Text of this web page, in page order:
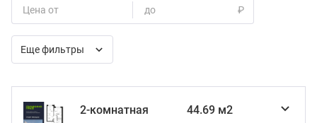
Цена от до ₽
Еще фильтры
2-комнатная
44.69 м2